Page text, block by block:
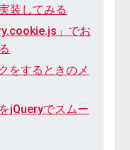
装してみる
」でお
をするときのメ
jQueryでスムー